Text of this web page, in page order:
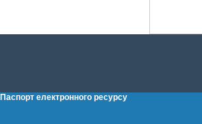
Паспорт електронного ресурсу